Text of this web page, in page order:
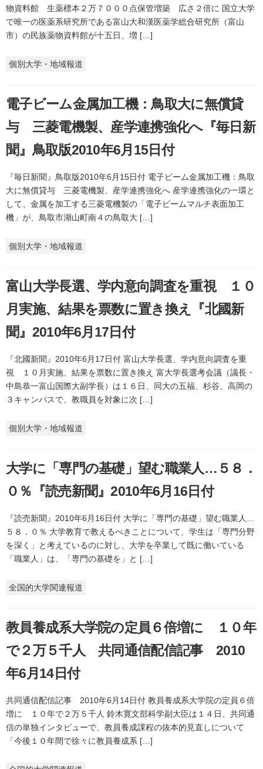
物資料館 生薬標本２万７０００点保管増築 広さ２倍に 国立大学
で唯一の医薬系研究所である富山大和漢医薬学総合研究所（富山
市）の民族薬物資料館が十五日、増 […]
個別大学・地域報道
電子ビーム金属加工機：鳥取大に無償貸
与 三菱電機製、産学連携強化へ『毎日新
聞』鳥取版2010年6月15日付
『毎日新聞』鳥取版2010年6月15日付 電子ビーム金属加工機：鳥取
大に無償貸与 三菱電機製、産学連携強化へ 産学連携強化の一環と
して、金属を加工する三菱電機製の「電子ビームマルチ表面加工
機」が、鳥取市湖山町南４の鳥取大 […]
個別大学・地域報道
富山大学長選、学内意向調査を重視 １０
月実施、結果を票数に置き換え『北國新
聞』2010年6月17日付
『北國新聞』2010年6月17日付 富山大学長選、学内意向調査を重
視 １０月実施、結果を票数に置き換え 富大学長選考会議（議長・
中島恭一富山国際大副学長）は１６日、同大の五福、杉谷、高岡の
３キャンパスで、教職員を対象に次 […]
個別大学・地域報道
大学に「専門の基礎」望む職業人…５８．
０％『読売新聞』2010年6月16日付
『読売新聞』2010年6月16日付 大学に「専門の基礎」望む職業人…
５８．０％ 大学教育で教えるべきことについて、学生は「専門分野
を深く」と考えているのに対し、大学を卒業して既に働いている
「職業人」は、「専門の基礎を」と […]
全国的大学関連報道
教員養成系大学院の定員６倍増に １０年
で２万５千人 共同通信配信記事 2010
年6月14日付
共同通信配信記事 2010年6月14日付 教員養成系大学院の定員６倍
増に １０年で２万５千人 鈴木寛文部科学副大臣は１４日、共同通
信の単独インタビューで、教員養成課程の抜本的見直しについて
「今後１０年間で徐々に教員養成系 […]